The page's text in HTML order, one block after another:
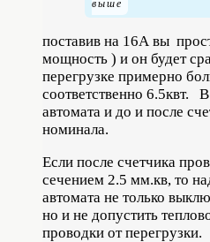
поставив на 16А вы
мощность ) и он будет
перегрузке примерно
соответственно 6.5квт.
автомата и до и после
номинала.
Если после счетчика
сечением 2.5 мм.кв, то
автомата не только
но и не допустить
проводки от перегрузки.